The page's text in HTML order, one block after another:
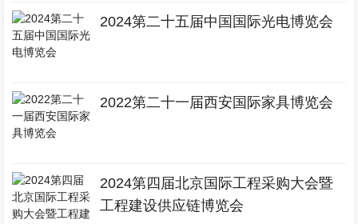
2024第二十五届中国国际光电博览会
2022第二十一届西安国际家具博览会
2024第四届北京国际工程采购大会暨
工程建设供应链博览会